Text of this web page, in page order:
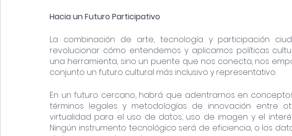
Hacia un Futuro Participativo
La combinación de arte, tecnología y participación
revolucionar cómo entendemos y aplicamos políticas
una herramienta, sino un puente que nos conecta, nos
conjunto un futuro cultural más inclusivo y representativo.
En un futuro cercano, habrá que adentrarnos en
términos legales y metodologías de innovación entre
virtualidad para el uso de datos, uso de imagen y el
Ningún instrumento tecnológico será de eficiencia, o los